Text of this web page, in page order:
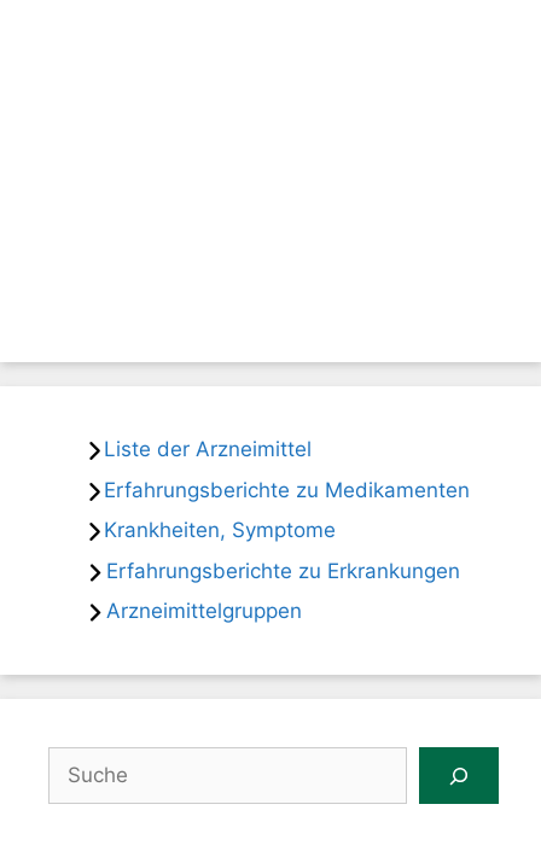
Liste der Arzneimittel
Erfahrungsberichte zu Medikamenten
Krankheiten, Symptome
Erfahrungsberichte zu Erkrankungen
Arzneimittelgruppen
Suchen